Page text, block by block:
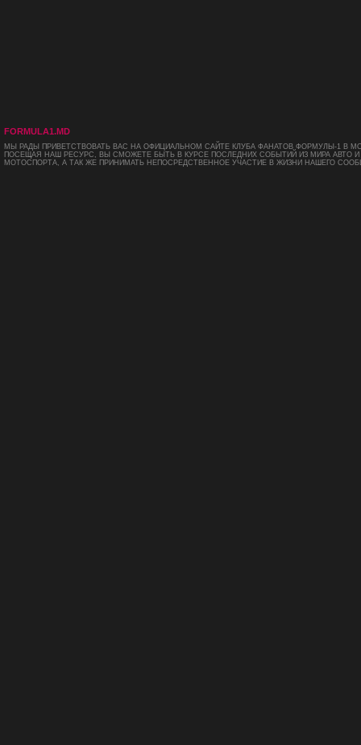
FORMULA1.MD
МЫ РАДЫ ПРИВЕТСТВОВАТЬ ВАС НА ОФИЦИАЛЬНОМ САЙТЕ КЛУБА ФАНАТОВ ФОРМУЛЫ-1 В
ПОСЕЩАЯ НАШ РЕСУРС, ВЫ СМОЖЕТЕ БЫТЬ В КУРСЕ ПОСЛЕДНИХ СОБЫТИЙ ИЗ МИРА АВТО И
МОТОСПОРТА, А ТАК ЖЕ ПРИНИМАТЬ НЕПОСРЕДСТВЕННОЕ УЧАСТИЕ В ЖИЗНИ НАШЕГО